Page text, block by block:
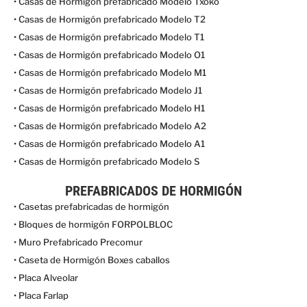
• Casas de Hormigón prefabricado Modelo T2
• Casas de Hormigón prefabricado Modelo T1
• Casas de Hormigón prefabricado Modelo O1
• Casas de Hormigón prefabricado Modelo M1
• Casas de Hormigón prefabricado Modelo J1
• Casas de Hormigón prefabricado Modelo H1
• Casas de Hormigón prefabricado Modelo A2
• Casas de Hormigón prefabricado Modelo A1
• Casas de Hormigón prefabricado Modelo S
PREFABRICADOS DE HORMIGÓN
• Casetas prefabricadas de hormigón
• Bloques de hormigón FORPOLBLOC
• Muro Prefabricado Precomur
• Caseta de Hormigón Boxes caballos
• Placa Alveolar
• Placa Farlap